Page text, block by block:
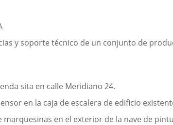
y soporte técnico de un conjunto de
sita en calle Meridiano 24.
en la caja de escalera de edificio
en el exterior de la nave de